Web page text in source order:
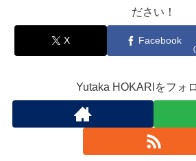
ださい！
X Facebook
Yutaka HOKARIをフォ